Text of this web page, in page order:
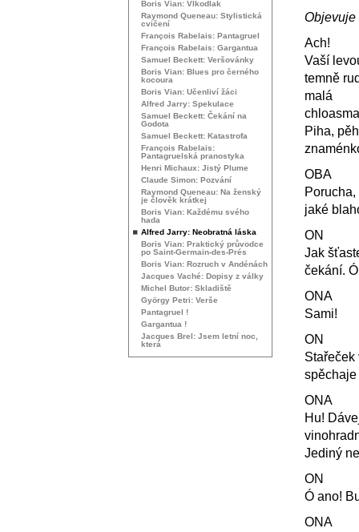
Objevuje
Ach!
Vaší
temně
malá
Piha,
OBA
jaké
ON
Jak
čekání.
ONA
Sami!
ON
Stařeček
spěchaje
ONA
Hu!
Jediný
ON
Ó ano!
ONA
Boris Vian: Vlkodlak
Raymond Queneau: Stylistická
cvičení
François Rabelais: Pantagruel
François Rabelais: Gargantua
Samuel Beckett: Veršovánky
Boris Vian: Blues pro černého
kocoura
Boris Vian: Učenliví žáci
Alfred Jarry: Spekulace
Samuel Beckett: Čekání na
Godota
Samuel Beckett: Katastrofa
François Rabelais:
Pantagruelská pranostyka
Henri Michaux: Jistý Plume
Claude Simon: Pozvání
Raymond Queneau: Na ženský
je člověk krátkej
Boris Vian: Každému svého
hada
Alfred Jarry: Neobratná láska
Boris Vian: Praktický průvodce
po Saint-Germain-des-Prés
Boris Vian: Rozruch v Andénách
Jacques Vaché: Dopisy z války
Michel Butor: Skladiště
György Petri: Verše
Pantagruel !
Gargantua !
Jacques Brel: Jsem letní noc,
která